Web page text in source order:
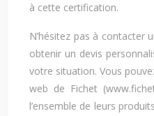
à cette certification.
N’hésitez pas à contacter
obtenir un devis
votre situation. Vous
web de Fichet
l’ensemble de leurs